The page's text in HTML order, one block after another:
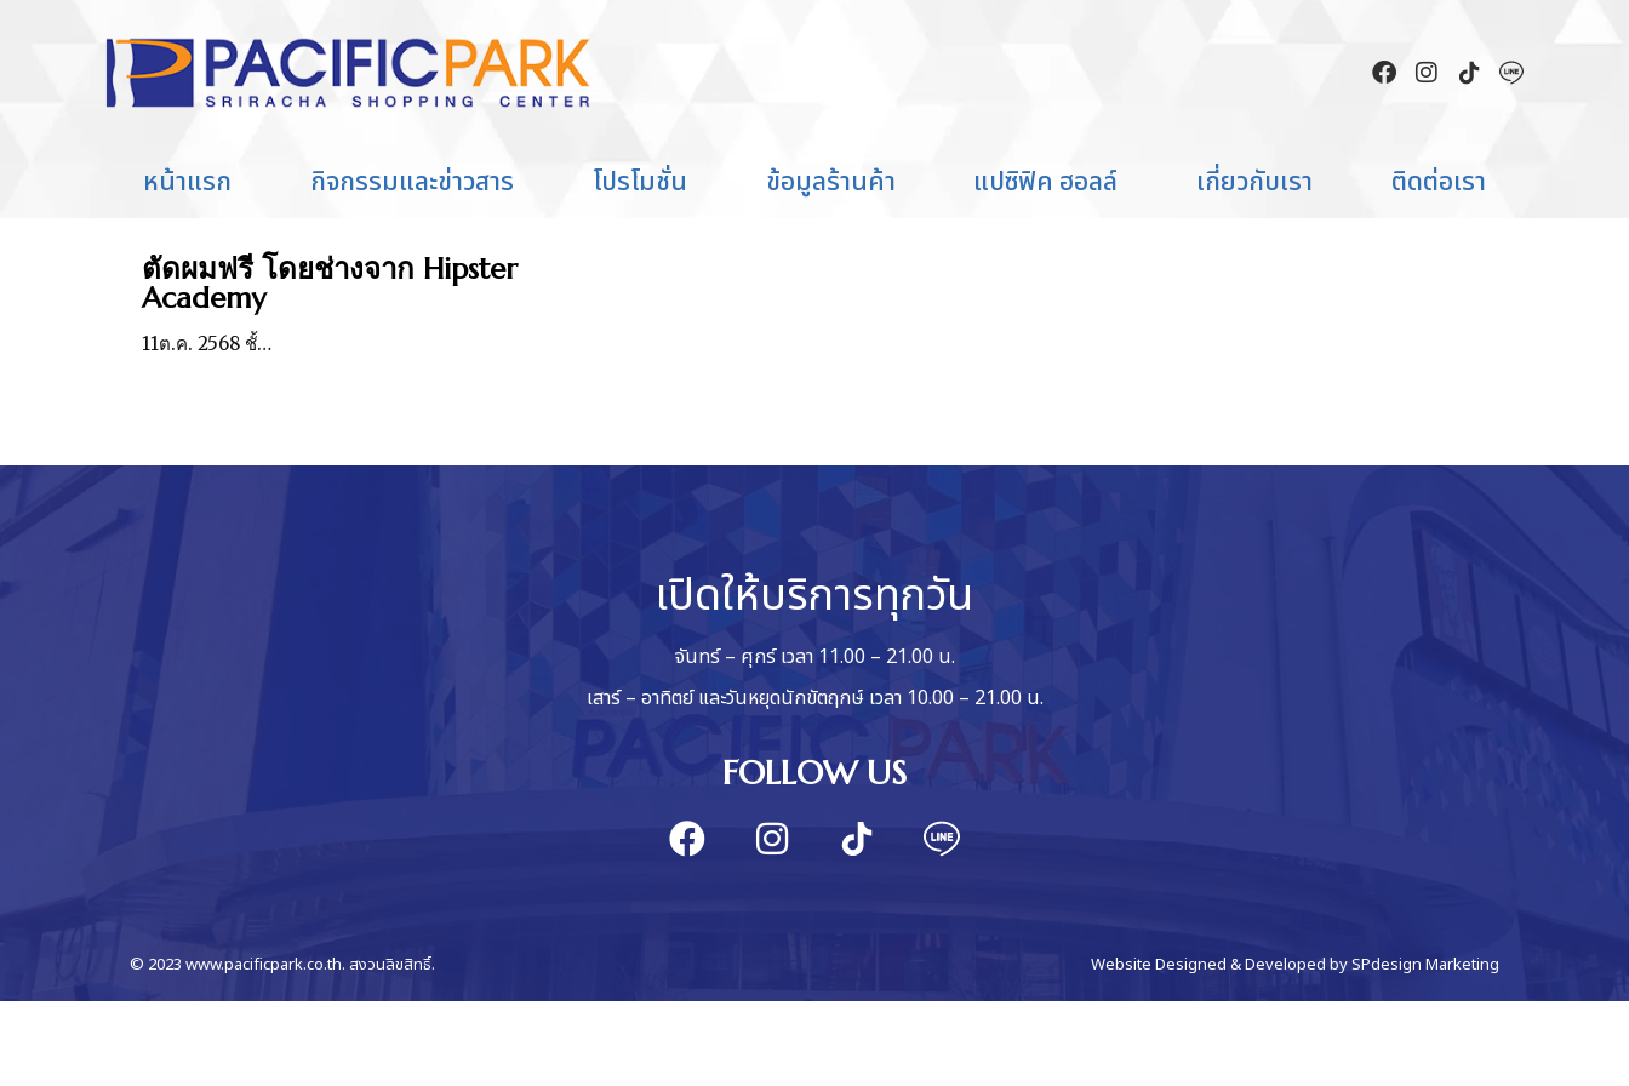
หน้าแรก กิจกรรมและข่าวสาร โปรโมชั่น ข้อมูลร้านค้า แปซิฟิค ฮอลล์ เกี่ยวกับเรา ติดต่อเรา
You are here:
Home Entries tagged with "ตัดผมฟรี โดยช่างจาก Hipster Academy" ตัดผมฟรี โดยช่างจาก HIPSTER ACADEMY
ตัดผมฟรี โดยช่างจาก Hipster
Academy
11ต.ค. 2568 ชั้…
เปิดให้บริการทุกวัน
จันทร์ – ศุกร์ เวลา 11.00 – 21.00 น.
เสาร์ – อาทิตย์ และวันหยุดนักขัตฤกษ์ เวลา 10.00 – 21.00 น.
FOLLOW US
© 2023 www.pacificpark.co.th. สงวนลิขสิทธิ์. Website Designed & Developed bySPdesign Marketing